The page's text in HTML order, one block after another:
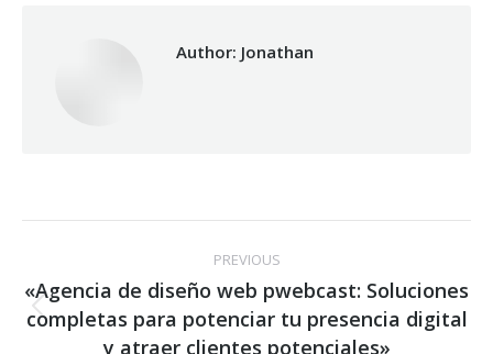
Author: Jonathan
navigation
PREVIOUS
Previous
post:
«Agencia de diseño web pwebcast: Soluciones
completas para potenciar tu presencia digital
y atraer clientes potenciales»